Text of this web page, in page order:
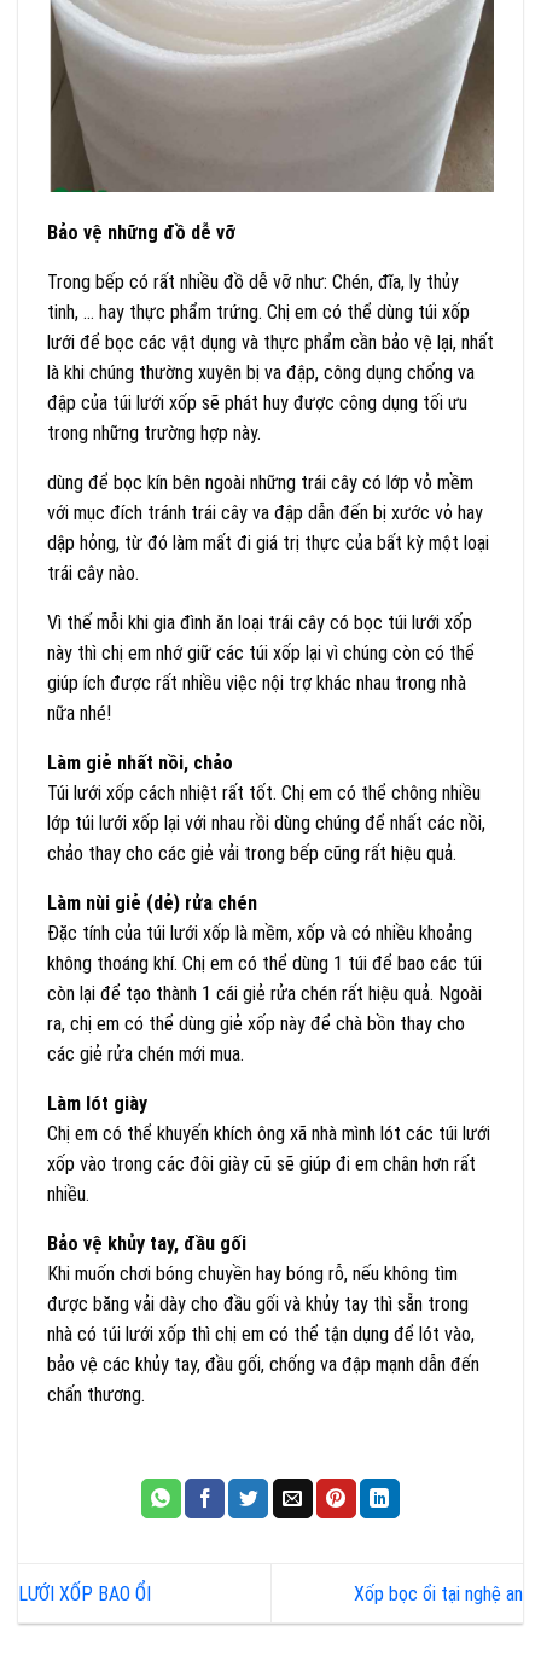
Bảo vệ những đồ dễ vỡ
Trong bếp có rất nhiều đồ dễ vỡ như: Chén, đĩa, ly thủy
tinh, … hay thực phẩm trứng. Chị em có thể dùng túi xốp
lưới để bọc các vật dụng và thực phẩm cần bảo vệ lại, nhất
là khi chúng thường xuyên bị va đập, công dụng chống va
đập của túi lưới xốp sẽ phát huy được công dụng tối ưu
trong những trường hợp này.
dùng để bọc kín bên ngoài những trái cây có lớp vỏ mềm
với mục đích tránh trái cây va đập dẫn đến bị xước vỏ hay
dập hỏng, từ đó làm mất đi giá trị thực của bất kỳ một loại
trái cây nào.
Vì thế mỗi khi gia đình ăn loại trái cây có bọc túi lưới xốp
này thì chị em nhớ giữ các túi xốp lại vì chúng còn có thể
giúp ích được rất nhiều việc nội trợ khác nhau trong nhà
nữa nhé!
Làm giẻ nhất nồi, chảo
Túi lưới xốp cách nhiệt rất tốt. Chị em có thể chông nhiều
lớp túi lưới xốp lại với nhau rồi dùng chúng để nhất các nồi,
chảo thay cho các giẻ vải trong bếp cũng rất hiệu quả.
Làm nùi giẻ (dẻ) rửa chén
Đặc tính của túi lưới xốp là mềm, xốp và có nhiều khoảng
không thoáng khí. Chị em có thể dùng 1 túi để bao các túi
còn lại để tạo thành 1 cái giẻ rửa chén rất hiệu quả. Ngoài
ra, chị em có thể dùng giẻ xốp này để chà bồn thay cho
các giẻ rửa chén mới mua.
Làm lót giày
Chị em có thể khuyến khích ông xã nhà mình lót các túi lưới
xốp vào trong các đôi giày cũ sẽ giúp đi em chân hơn rất
nhiều.
Bảo vệ khủy tay, đầu gối
Khi muốn chơi bóng chuyền hay bóng rỗ, nếu không tìm
được băng vải dày cho đầu gối và khủy tay thì sẵn trong
nhà có túi lưới xốp thì chị em có thể tận dụng để lót vào,
bảo vệ các khủy tay, đầu gối, chống va đập mạnh dẫn đến
chấn thương.
LƯỚI XỐP BAO ỔI Xốp bọc ổi tại nghệ an